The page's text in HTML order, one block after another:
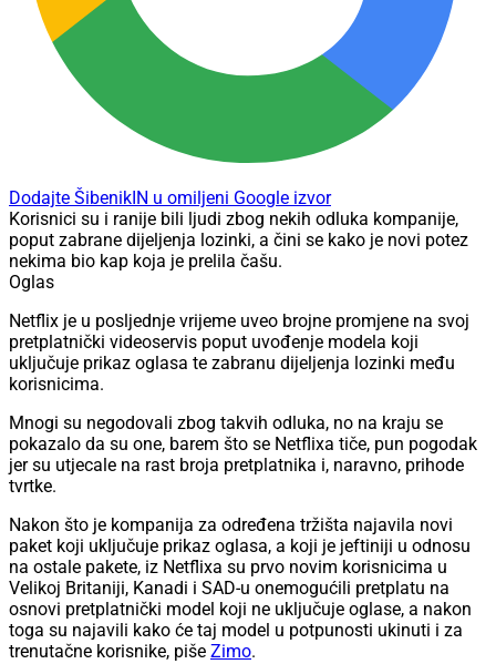
Dodajte ŠibenikIN u omiljeni Google izvor
Korisnici su i ranije bili ljudi zbog nekih odluka kompanije,
poput zabrane dijeljenja lozinki, a čini se kako je novi potez
nekima bio kap koja je prelila čašu.
Oglas
Netflix je u posljednje vrijeme uveo brojne promjene na svoj
pretplatnički videoservis poput uvođenje modela koji
uključuje prikaz oglasa te zabranu dijeljenja lozinki među
korisnicima.
Mnogi su negodovali zbog takvih odluka, no na kraju se
pokazalo da su one, barem što se Netflixa tiče, pun pogodak
jer su utjecale na rast broja pretplatnika i, naravno, prihode
tvrtke.
Nakon što je kompanija za određena tržišta najavila novi
paket koji uključuje prikaz oglasa, a koji je jeftiniji u odnosu
na ostale pakete, iz Netflixa su prvo novim korisnicima u
Velikoj Britaniji, Kanadi i SAD-u onemogućili pretplatu na
osnovi pretplatnički model koji ne uključuje oglase, a nakon
toga su najavili kako će taj model u potpunosti ukinuti i za
trenutačne korisnike, piše Zimo.